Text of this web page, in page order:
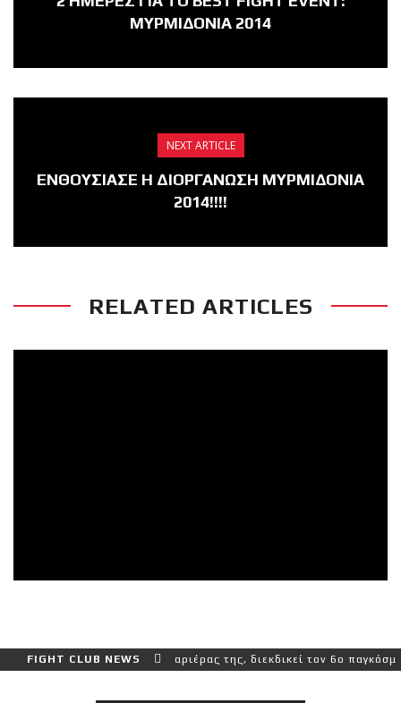
ΜΥΡΜΙΔΟΝΙΑ 2014
NEXT ARTICLE
ΕΝΘΟΥΣΙΑΣΕ Η ΔΙΟΡΓΑΝΩΣΗ ΜΥΡΜΙΔΟΝΙΑ
2014!!!!
RELATED ARTICLES
FIGHT CLUB NEWS
δύσκολο αγώνα της καριέρας της, διεκδικεί τον 6ο παγκόσμιο